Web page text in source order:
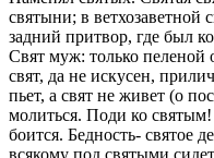
святыни; в
задний притвор, где был
Свят муж: только пеленой
свят, да не искусен,
пьет, а свят не живет (о
молиться. Поди ко
боится. Бедность- святое